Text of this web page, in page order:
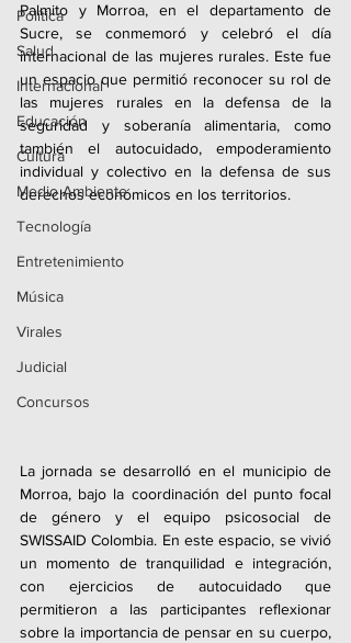
Política
Salud
Internacional
Educación
Cultura
Medio Ambiente
Tecnología
Entretenimiento
Música
Virales
Judicial
Concursos
Palmito y Morroa, en el departamento de
Sucre, se conmemoró y celebró el día
internacional de las mujeres rurales. Este fue
un espacio que permitió reconocer su rol de
las mujeres rurales en la defensa de la
seguridad y soberanía alimentaria, como
también el autocuidado, empoderamiento
individual y colectivo en la defensa de sus
derechos económicos en los territorios.
La jornada se desarrolló en el municipio de
Morroa, bajo la coordinación del punto focal
de género y el equipo psicosocial de
SWISSAID Colombia. En este espacio, se vivió
un momento de tranquilidad e integración,
con ejercicios de autocuidado que
permitieron a las participantes reflexionar
sobre la importancia de pensar en su cuerpo,